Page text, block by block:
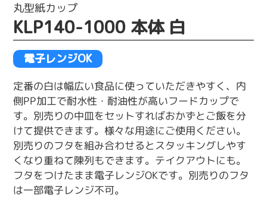
丸型紙カップ
KLP140-1000 本体 白
電子レンジOK
定番の白は幅広い食品に使っていただきやすく、内
側PP加工で耐水性・耐油性が高いフードカップで
す。別売りの中皿をセットすればおかずとご飯を分
けて提供できます。様々な用途にご使用ください。
別売りのフタを組み合わせるとスタッキングしやす
くなり重ねて陳列もできます。テイクアウトにも。
フタをつけたまま電子レンジOKです。別売りのフタ
は一部電子レンジ不可。